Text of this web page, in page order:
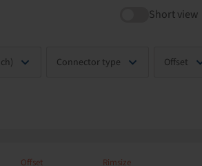
Short view
Connector type Offset
Offset Rimsize